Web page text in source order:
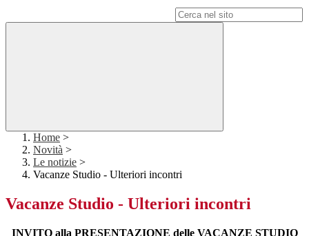
Home >
Novità >
Le notizie >
Vacanze Studio - Ulteriori incontri
Vacanze Studio - Ulteriori incontri
INVITO alla PRESENTAZIONE delle VACANZE STUDIO